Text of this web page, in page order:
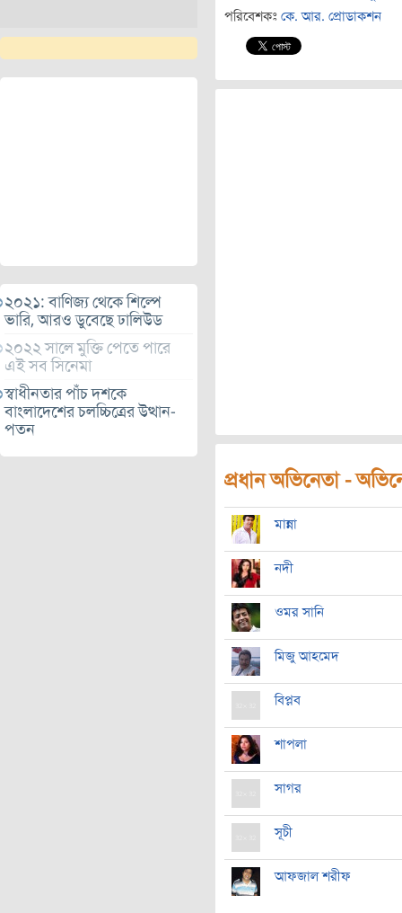
২০২১: বাণিজ্য থেকে শিল্পে
ভারি, আরও ডুবেছে ঢালিউড
২০২২ সালে মুক্তি পেতে পারে
এই সব সিনেমা
স্বাধীনতার পাঁচ দশকে
বাংলাদেশের চলচ্চিত্রের উত্থান-
পতন
পরিবেশকঃ কে. আর. প্রোডাকশন
প্রধান অভিনেতা -
মান্না
নদী
ওমর সানি
মিজু আহমেদ
বিপ্লব
শাপলা
সাগর
সূচী
আফজাল শরীফ